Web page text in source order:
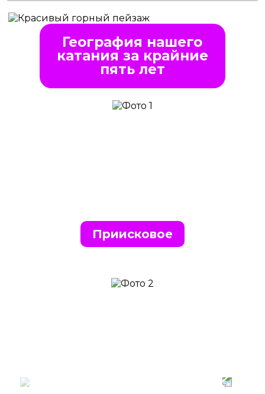
География нашего
катания за крайние
пять лет
Приисковое